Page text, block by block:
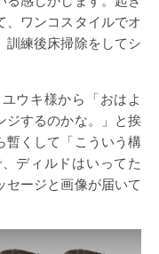
、ワンコスタイルでオ
訓練後床掃除をしてシ
ウキ様から「おはよ
ジするのかな。」と挨
暫くして「こういう構
ディルドはいってた
セージと画像が届いて